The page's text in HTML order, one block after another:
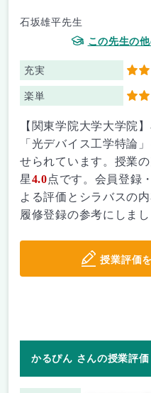
石坂雄平先生
この先生の
充実 5
楽単 4
【関東学院大学大学院
「光デバイス工学特論」
せられています。授業
星4.0点です。会員登録
よる評価とシラバスの
履修登録の参考にしまし
授業評価
かるぴん さんの授業評価